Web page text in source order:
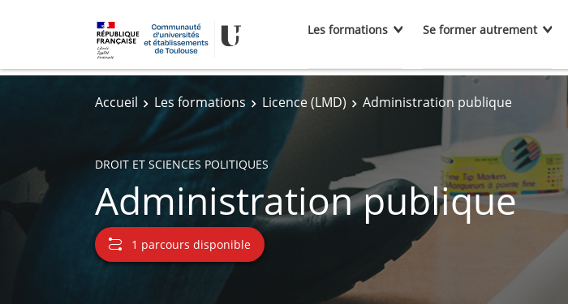
Les formations Se former autrement
Accueil Les formations Licence (LMD) Administration publique
DROIT ET SCIENCES POLITIQUES
Administration publique
1 parcours disponible